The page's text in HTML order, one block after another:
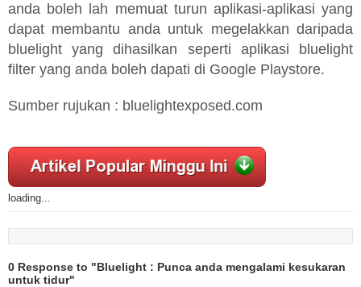
anda boleh lah memuat turun aplikasi-aplikasi yang
dapat membantu anda untuk megelakkan daripada
bluelight yang dihasilkan seperti aplikasi bluelight
filter yang anda boleh dapati di Google Playstore.
Sumber rujukan : bluelightexposed.com
loading...
0 Response to "Bluelight : Punca anda mengalami kesukaran
untuk tidur"